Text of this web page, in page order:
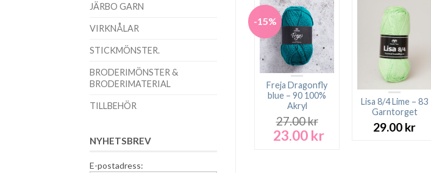
JÄRBO GARN
VIRKNÅLAR
STICKMÖNSTER.
BRODERIMÖNSTER &
BRODERIMATERIAL
TILLBEHÖR
NYHETSBREV
E-postadress:
-15%
Freja Dragonfly
blue – 90 100%
Akryl
27.00kr
Det
23.00 krDet
Lisa 8/4 Lime – 83
Garntorget
29.00 kr